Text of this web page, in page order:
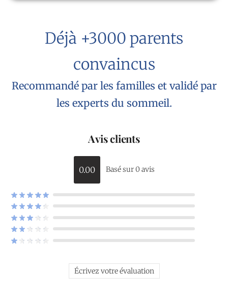
Déjà +3000 parents
convaincus
Recommandé par les familles et validé par
les experts du sommeil.
Avis clients
0.00 Basé sur 0 avis
Écrivez votre évaluation